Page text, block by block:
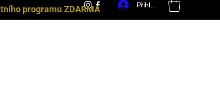
Přihlásit se
programu ZDARMA bojové vybavení uk muay thai rukavice